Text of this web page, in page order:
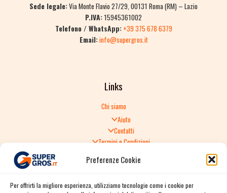
Preferenze Cookie
Per offrirti la migliore esperienza, utilizziamo tecnologie come i cookie per
Sede legale:Via Monte Flavio 27/29, 00131 Roma (RM) – Lazio
P.IVA:15945361002
Telefono / WhatsApp: +39 375 678 6379
Email:info@supergros.it
Links
Chi siamo
Aiuto
Contatti
Termini e Condizioni
Politica di Reso
Spedizione e consegna